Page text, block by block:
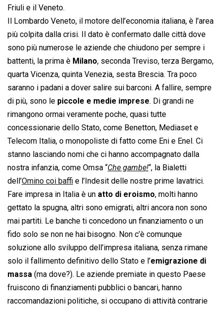
Friuli e il Veneto.
Il Lombardo Veneto, il motore dell’economia italiana, è l’area
più colpita dalla crisi. Il dato è confermato dalle città dove
sono più numerose le aziende che chiudono per sempre i
battenti, la prima è Milano, seconda Treviso, terza Bergamo,
quarta Vicenza, quinta Venezia, sesta Brescia. Tra poco
saranno i padani a dover salire sui barconi. A fallire, sempre
di più, sono le piccole e medie imprese. Di grandi ne
rimangono ormai veramente poche, quasi tutte
concessionarie dello Stato, come Benetton, Mediaset e
Telecom Italia, o monopoliste di fatto come Eni e Enel. Ci
stanno lasciando nomi che ci hanno accompagnato dalla
nostra infanzia, come Omsa “Che gambe!“, la Bialetti
dell’Omino coi baffi e l’Indesit delle nostre prime lavatrici.
Fare impresa in Italia è un atto di eroismo, molti hanno
gettato la spugna, altri sono emigrati, altri ancora non sono
mai partiti. Le banche ti concedono un finanziamento o un
fido solo se non ne hai bisogno. Non c’è comunque
soluzione allo sviluppo dell’impresa italiana, senza rimane
solo il fallimento definitivo dello Stato e l’emigrazione di
massa (ma dove?). Le aziende premiate in questo Paese
fruiscono di finanziamenti pubblici o bancari, hanno
raccomandazioni politiche, si occupano di attività contrarie